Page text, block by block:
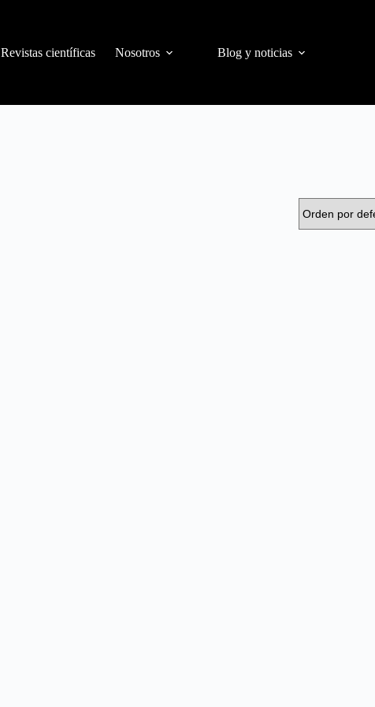
Revistas científicas Nosotros Blog y noticias